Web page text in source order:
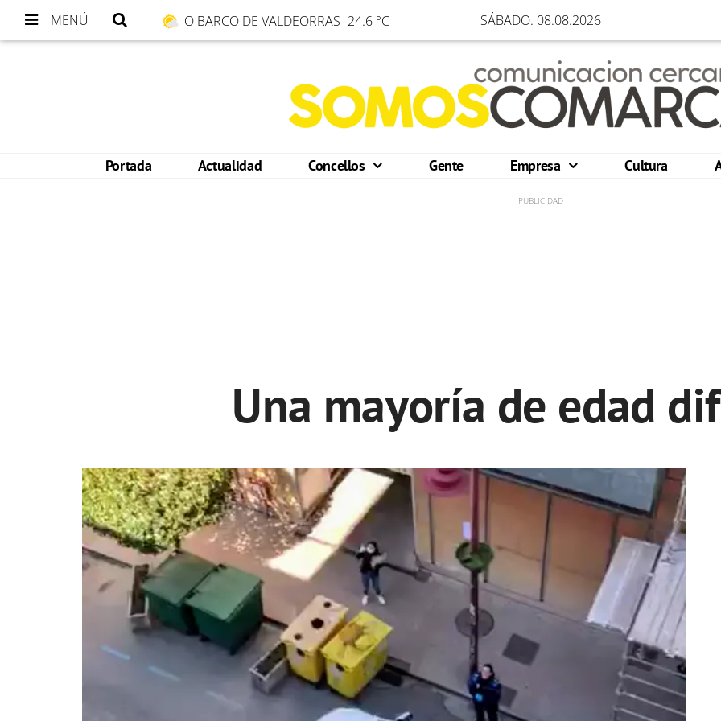
MENÚ O BARCO DE VALDEORRAS 24.6 °C SÁBADO. 08.08.2026
Portada Actualidad Concellos Gente Empresa Cultura
Una mayoría de edad